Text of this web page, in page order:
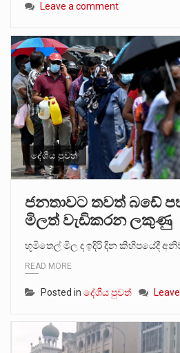
Leave a comment
දේශීය පුවත්
ජනතාවට තවත් බඩේ
මිලත් වැඩිකරන ලකුණු
භූමිතෙල් මිල ද ඉදිරි දින කිහිපයේදී
READ MORE
Posted in දේශීය පුවත්